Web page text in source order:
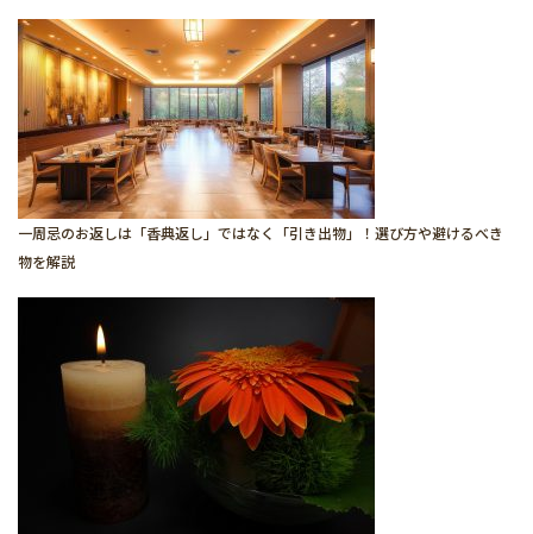
一周忌のお返しは「香典返し」ではなく「引き出物」！選び方や避けるべき
物を解説